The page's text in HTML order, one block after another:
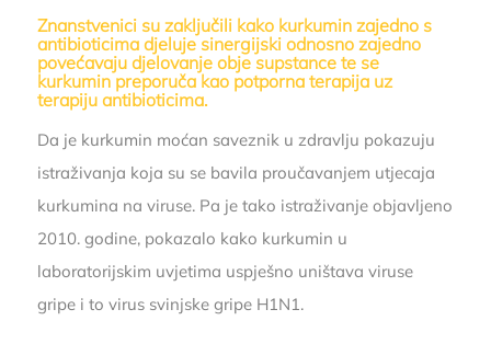
Znanstvenici su zaključili kako kurkumin zajedno s
antibioticima djeluje sinergijski odnosno zajedno
povećavaju djelovanje obje supstance te se
kurkumin preporuča kao potporna terapija uz
terapiju antibioticima.
Da je kurkumin moćan saveznik u zdravlju pokazuju
istraživanja koja su se bavila proučavanjem utjecaja
kurkumina na viruse. Pa je tako istraživanje objavljeno
2010. godine, pokazalo kako kurkumin u
laboratorijskim uvjetima uspješno uništava viruse
gripe i to virus svinjske gripe H1N1.